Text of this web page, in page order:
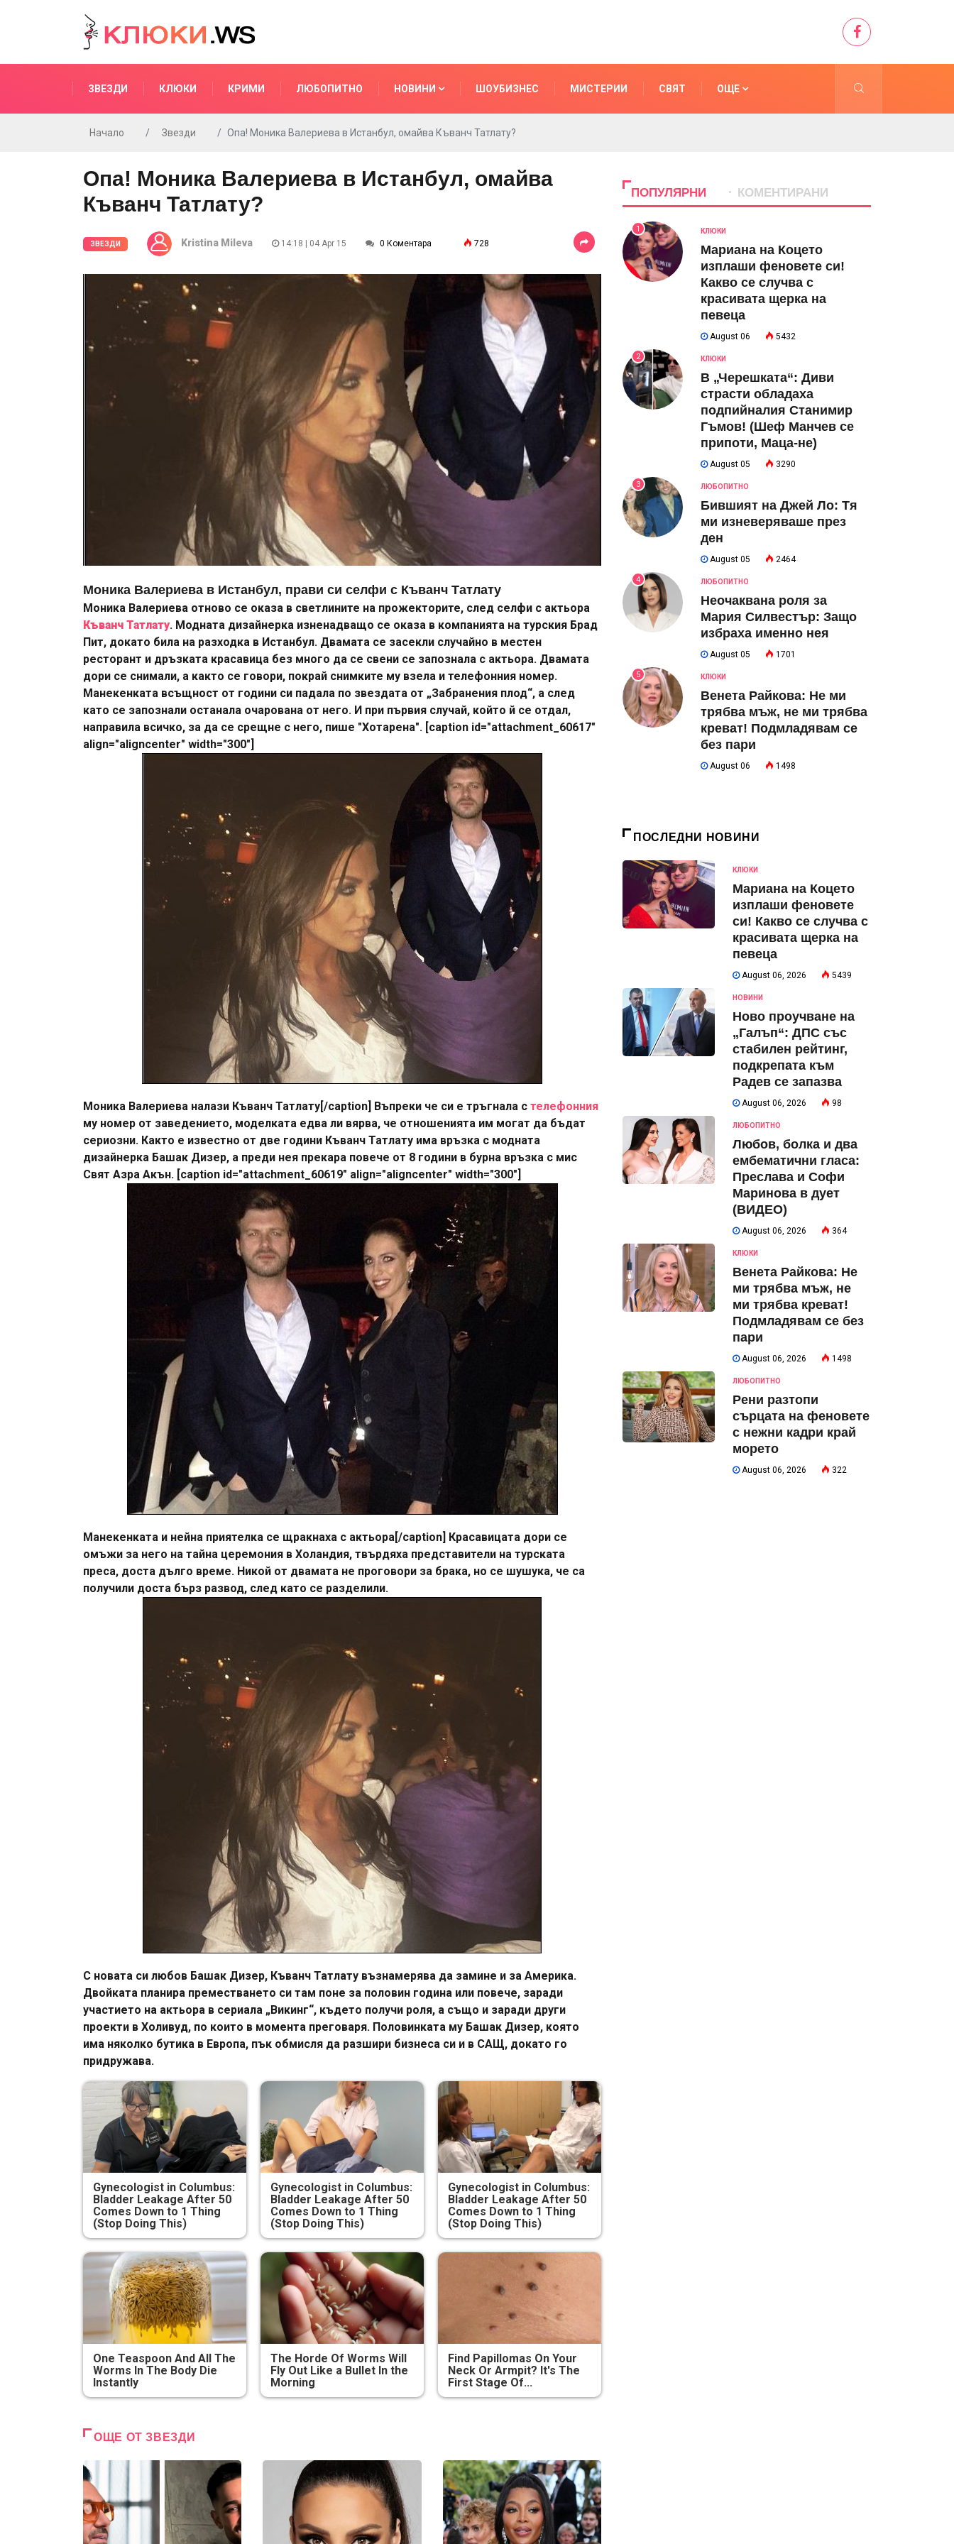
ЗВЕЗДИ КЛЮКИ КРИМИ ЛЮБОПИТНО НОВИНИ ШОУБИЗНЕС МИСТЕРИИ СВЯТ ОЩЕ
Начало Звезди Опа! Моника Валериева в Истанбул, омайва Къванч Татлату?
Опа! Моника Валериева в Истанбул, омайва
Къванч Татлату?
ЗВЕЗДИ Kristina Mileva 14:18 | 04 Apr 15 0 Коментара 728
Моника Валериева в Истанбул, прави си селфи с Къванч Татлату
Моника Валериева отново се оказа в светлините на прожекторите, след селфи с актьора
Къванч Татлату. Модната дизайнерка изненадващо се оказа в компанията на турския Брад
Пит, докато била на разходка в Истанбул. Двамата се засекли случайно в местен
ресторант и дръзката красавица без много да се свени се запознала с актьора. Двамата
дори се снимали, а както се говори, покрай снимките му взела и телефонния номер.
Манекенката всъщност от години си падала по звездата от „Забранения плод“, а след
като се запознали останала очарована от него. И при първия случай, който й се отдал,
направила всичко, за да се срещне с него, пише "Хотарена". [caption id="attachment_60617"
align="aligncenter" width="300"]
Моника Валериева налази Къванч Татлату[/caption] Въпреки че си е тръгнала с телефонния
му номер от заведението, моделката едва ли вярва, че отношенията им могат да бъдат
сериозни. Както е известно от две години Къванч Татлату има връзка с модната
дизайнерка Башак Дизер, а преди нея прекара повече от 8 години в бурна връзка с мис
Свят Азра Акън. [caption id="attachment_60619" align="aligncenter" width="300"]
Манекенката и нейна приятелка се щракнаха с актьора[/caption] Красавицата дори се
омъжи за него на тайна церемония в Холандия, твърдяха представители на турската
преса, доста дълго време. Никой от двамата не проговори за брака, но се шушука, че са
получили доста бърз развод, след като се разделили.
С новата си любов Башак Дизер, Къванч Татлату възнамерява да замине и за Америка.
Двойката планира преместването си там поне за половин година или повече, заради
участието на актьора в сериала „Викинг“, където получи роля, а също и заради други
проекти в Холивуд, по които в момента преговаря. Половинката му Башак Дизер, която
има няколко бутика в Европа, пък обмисля да разшири бизнеса си и в САЩ, докато го
придружава.
Gynecologist in Columbus:
Bladder Leakage After 50
Comes Down to 1 Thing
(Stop Doing This)
Gynecologist in Columbus:
Bladder Leakage After 50
Comes Down to 1 Thing
(Stop Doing This)
Gynecologist in Columbus:
Bladder Leakage After 50
Comes Down to 1 Thing
(Stop Doing This)
One Teaspoon And All The
Worms In The Body Die
Instantly
The Horde Of Worms Will
Fly Out Like a Bullet In the
Morning
Find Papillomas On Your
Neck Or Armpit? It's The
First Stage Of...
ОЩЕ ОТ ЗВЕЗДИ
ПОПУЛЯРНИ КОМЕНТИРАНИ
1 КЛЮКИ
Мариана на Коцето
изплаши феновете си!
Какво се случва с
красивата щерка на
певеца
August 06 5432
2 КЛЮКИ
В „Черешката“: Диви
страсти обладаха
подпийналия Станимир
Гъмов! (Шеф Манчев се
припоти, Маца-не)
August 05 3290
3 ЛЮБОПИТНО
Бившият на Джей Ло: Тя
ми изневеряваше през
ден
August 05 2464
4 ЛЮБОПИТНО
Неочаквана роля за
Мария Силвестър: Защо
избраха именно нея
August 05 1701
5 КЛЮКИ
Венета Райкова: Не ми
трябва мъж, не ми трябва
креват! Подмладявам се
без пари
August 06 1498
ПОСЛЕДНИ НОВИНИ
КЛЮКИ
Мариана на Коцето
изплаши феновете
си! Какво се случва с
красивата щерка на
певеца
August 06, 2026 5439
НОВИНИ
Ново проучване на
„Галъп“: ДПС със
стабилен рейтинг,
подкрепата към
Радев се запазва
August 06, 2026 98
ЛЮБОПИТНО
Любов, болка и два
ембематични гласа:
Преслава и Софи
Маринова в дует
(ВИДЕО)
August 06, 2026 364
КЛЮКИ
Венета Райкова: Не
ми трябва мъж, не
ми трябва креват!
Подмладявам се без
пари
August 06, 2026 1498
ЛЮБОПИТНО
Рени разтопи
сърцата на феновете
с нежни кадри край
морето
August 06, 2026 322